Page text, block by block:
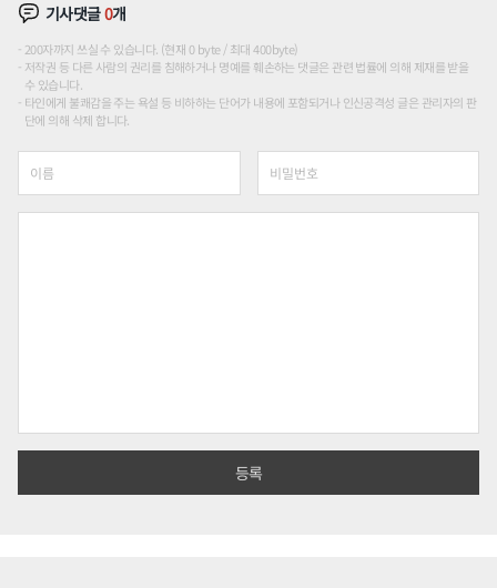
기사댓글0개
200자까지 쓰실 수 있습니다. (현재 0 byte / 최대 400byte)
저작권 등 다른 사람의 권리를 침해하거나 명예를 훼손하는 댓글은 관련 법률에 의해 제재를 받을
수 있습니다.
타인에게 불쾌감을 주는 욕설 등 비하하는 단어가 내용에 포함되거나 인신공격성 글은 관리자의 판
단에 의해 삭제 합니다.